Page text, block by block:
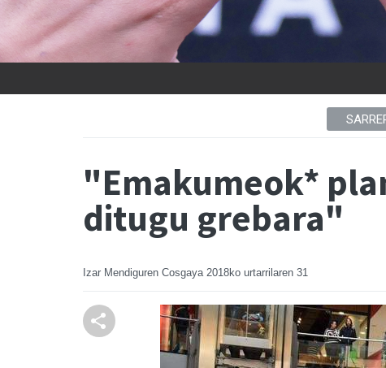
"Emakumeok*
ditugu grebara"
Izar Mendiguren Cosgaya 2018ko urtarrilaren 31